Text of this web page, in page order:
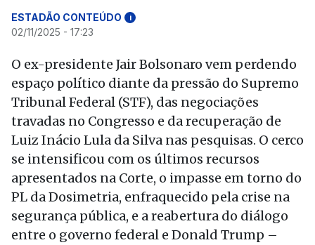
ESTADÃO CONTEÚDO i
02/11/2025 - 17:23
O ex-presidente Jair Bolsonaro vem perdendo
espaço político diante da pressão do Supremo
Tribunal Federal (STF), das negociações
travadas no Congresso e da recuperação de
Luiz Inácio Lula da Silva nas pesquisas. O cerco
se intensificou com os últimos recursos
apresentados na Corte, o impasse em torno do
PL da Dosimetria, enfraquecido pela crise na
segurança pública, e a reabertura do diálogo
entre o governo federal e Donald Trump –